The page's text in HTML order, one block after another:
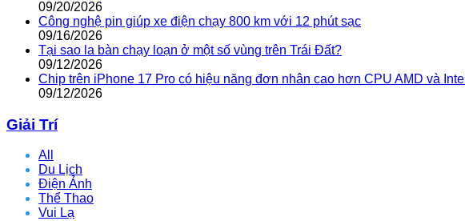
09/20/2026
Công nghệ pin giúp xe điện chạy 800 km với 12 phút sạc
09/16/2026
Tại sao la bàn chạy loạn ở một số vùng trên Trái Đất?
09/12/2026
Chip trên iPhone 17 Pro có hiệu năng đơn nhân cao hơn CPU AMD và Intel
09/12/2026
Giải Trí
All
Du Lịch
Điện Ảnh
Thể Thao
Vui Lạ